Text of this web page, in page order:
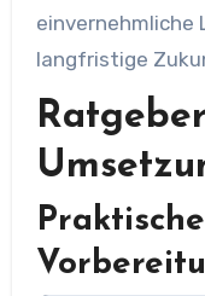
einvernehmliche
langfristige